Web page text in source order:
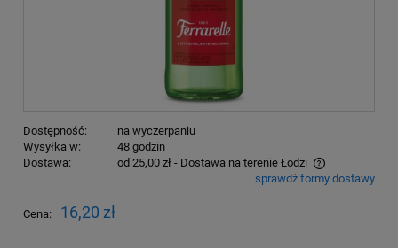
Dostępność:
na wyczerpaniu
Wysyłka w:
48 godzin
Dostawa:
od 25,00 zł - Dostawa na terenie Łodzi
Cena nie zawiera ewentualnych kosztów płatnościsprawdź formy dostawy
Cena: 16,20 zł